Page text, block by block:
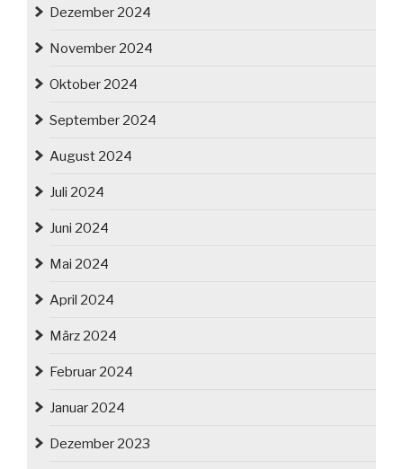
Dezember 2024
November 2024
Oktober 2024
September 2024
August 2024
Juli 2024
Juni 2024
Mai 2024
April 2024
März 2024
Februar 2024
Januar 2024
Dezember 2023